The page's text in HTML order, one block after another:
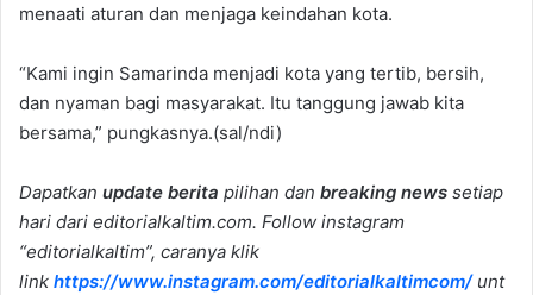
menaati aturan dan menjaga keindahan kota.
“Kami ingin Samarinda menjadi kota yang tertib, bersih,
dan nyaman bagi masyarakat. Itu tanggung jawab kita
bersama,” pungkasnya.(sal/ndi)
Dapatkan update berita pilihan dan breaking news setiap
hari dari editorialkaltim.com. Follow instagram
“editorialkaltim”, caranya klik
link https://www.instagram.com/editorialkaltimcom/unt